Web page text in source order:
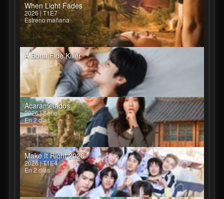
When Light Fades
2026 | T1E7
Estreno mañana
A Bona Fide Killer
2026 | T1E3
En 2 días
Acaramelados
2026 | Serie
En 2 días
Make It Right 2026
2026 | T1E4
En 2 días